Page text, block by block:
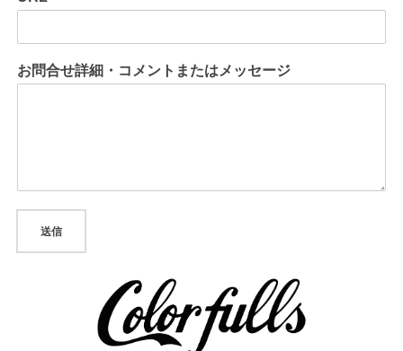
お問合せ詳細・コメントまたはメッセージ
送信